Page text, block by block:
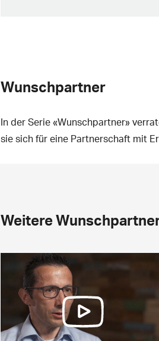
Wunschpartner
In der Serie «Wunschpartner»
sie sich für eine Partnerschaft mit
Weitere